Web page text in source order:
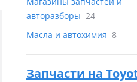
авторазборы 24
Масла и автохимия 8
Запчасти на